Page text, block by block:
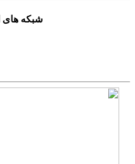
شبکه های